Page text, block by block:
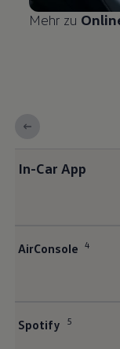
Mehr zu
In-Car App
AirConsole 4
Spotify 5